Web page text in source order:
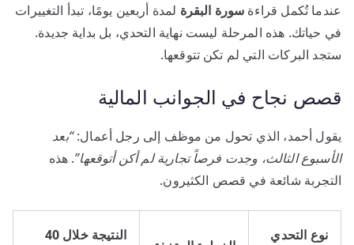
عندما تُكمل قراءة سورة البقرة لمدة أربعين يومًا، تبدأ التغييرات
في حياتك. هذه المرحلة ليست نهاية التحدي، بل بداية جديدة.
ستجد البركات التي لم تكن تتوقعها.
قصص نجاح في الجوانب المالية
يقول أحمد، الذي تحول من موظف إلى رجل أعمال:“بعد
الأسبوع الثالث، وجدت فرصاً تجارية لم أكن أتوقعها”. هذه
التجربة شائعة في قصص الكثيرون.
نوع التحدي
النتيجة خلال 40